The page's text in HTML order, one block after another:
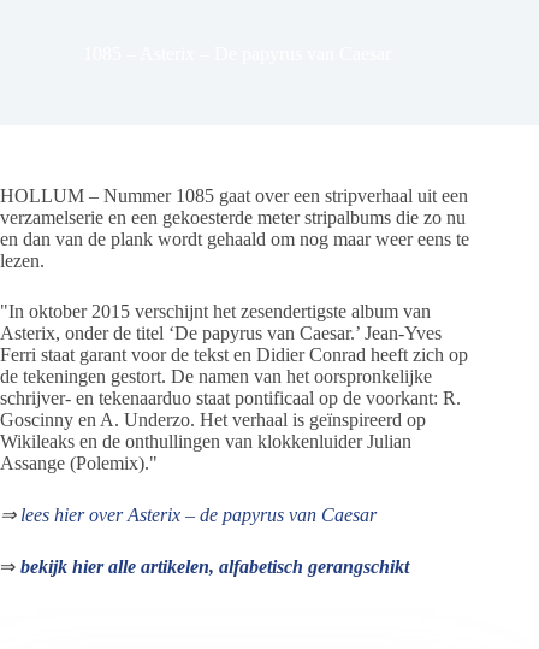
HOLLUM – Nummer 1085 gaat over een stripverhaal uit een
verzamelserie en een gekoesterde meter stripalbums die zo nu
en dan van de plank wordt gehaald om nog maar weer eens te
lezen.
"In oktober 2015 verschijnt het zesendertigste album van
Asterix, onder de titel ‘De papyrus van Caesar.’ Jean-Yves
Ferri staat garant voor de tekst en Didier Conrad heeft zich op
de tekeningen gestort. De namen van het oorspronkelijke
schrijver- en tekenaarduo staat pontificaal op de voorkant: R.
Goscinny en A. Underzo. Het verhaal is geïnspireerd op
Wikileaks en de onthullingen van klokkenluider Julian
Assange (Polemix)."
⇒ lees hier over Asterix – de papyrus van Caesar
⇒ bekijk hier alle artikelen, alfabetisch gerangschikt